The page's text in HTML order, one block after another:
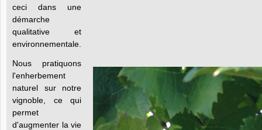
ceci dans une
démarche
qualitative et
environnementale.
Nous pratiquons
l'enherbement
naturel sur notre
vignoble, ce qui
permet
d'augmenter la vie